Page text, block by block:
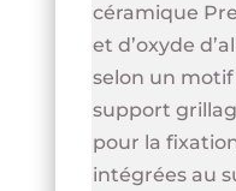
céramique
et d’oxyde
selon un
support
pour la
intégrées au